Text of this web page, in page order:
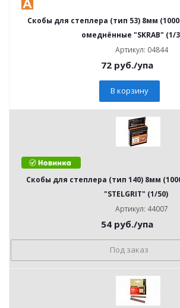
Скобы для степлера (тип 53) 8мм
омеднённые "SKRAB" (1/
Артикул: 04844
72 руб./упа
В корзину
Скобы для степлера (тип 140) 8мм
"STELGRIT" (1/50)
Артикул: 44007
54 руб./упа
Под заказ